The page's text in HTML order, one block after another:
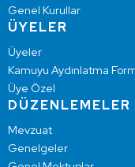
Genel Kurullar
ÜYELER
Üyeler
Kamuyu Aydınlatma
Üye Özel
DÜZENLEMELER
Mevzuat
Genelgeler